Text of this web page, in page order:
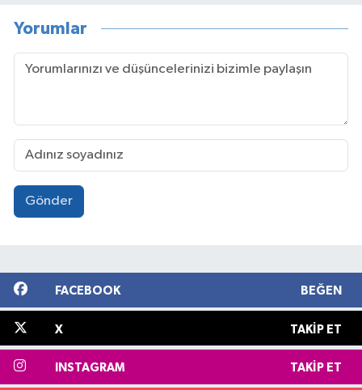
Yorumlar
Gönder
FACEBOOK BEĞEN
X TAKIP ET
INSTAGRAM TAKIP ET